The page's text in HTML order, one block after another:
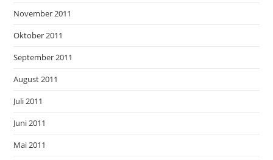
November 2011
Oktober 2011
September 2011
August 2011
Juli 2011
Juni 2011
Mai 2011